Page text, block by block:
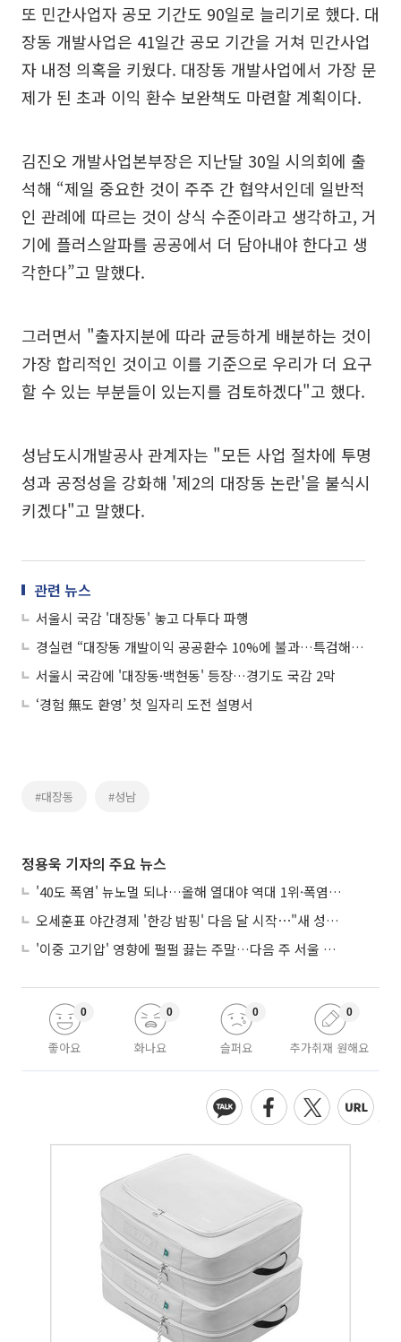
또 민간사업자 공모 기간도 90일로 늘리기로 했다. 대
장동 개발사업은 41일간 공모 기간을 거쳐 민간사업
자 내정 의혹을 키웠다. 대장동 개발사업에서 가장 문
제가 된 초과 이익 환수 보완책도 마련할 계획이다.
김진오 개발사업본부장은 지난달 30일 시의회에 출
석해 “제일 중요한 것이 주주 간 협약서인데 일반적
인 관례에 따르는 것이 상식 수준이라고 생각하고, 거
기에 플러스알파를 공공에서 더 담아내야 한다고 생
각한다”고 말했다.
그러면서 "출자지분에 따라 균등하게 배분하는 것이
가장 합리적인 것이고 이를 기준으로 우리가 더 요구
할 수 있는 부분들이 있는지를 검토하겠다"고 했다.
성남도시개발공사 관계자는 "모든 사업 절차에 투명
성과 공정성을 강화해 '제2의 대장동 논란'을 불식시
키겠다"고 말했다.
관련 뉴스
서울시 국감 '대장동' 놓고 다투다 파행
경실련 “대장동 개발이익 공공환수 10%에 불과…특검해야”
서울시 국감에 '대장동·백현동' 등장…경기도 국감 2막
‘경험 無도 환영’ 첫 일자리 도전 설명서
#대장동 #성남
정용욱 기자의 주요 뉴스
'40도 폭염' 뉴노멀 되나…올해 열대야 역대 1위·폭염일수 평년 3배 넘어
오세훈표 야간경제 '한강 밤핑' 다음 달 시작⋯"새 성장동력 만들 것"
'이중 고기압' 영향에 펄펄 끓는 주말…다음 주 서울 포함 서쪽이 더 덥다
좋아요
0
화나요
0
슬퍼요
0
추가취재 원해요
0